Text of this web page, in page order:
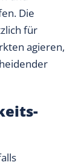
Die
für
agieren,